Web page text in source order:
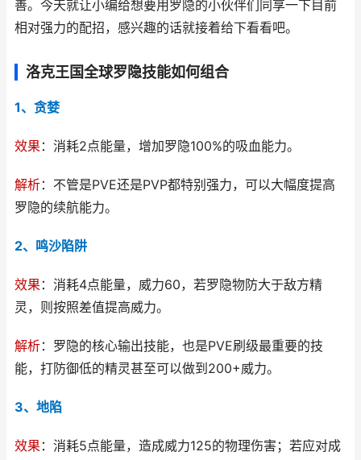
善。今天就让小编给想要用罗隐的小伙伴们同享一下目前
相对强力的配招，感兴趣的话就接着给下看看吧。
洛克王国全球罗隐技能如何组合
1、贪婪
效果 ：消耗2点能量，增加罗隐100%的吸血能力。
解析：不管是PVE还是PVP都特别强力，可以大幅度提高
罗隐的续航能力。
2、鸣沙陷阱
效果 ：消耗4点能量，威力60，若罗隐物防大于敌方精
灵，则按照差值提高威力。
解析：罗隐的核心输出技能，也是PVE刷级最重要的技
能，打防御低的精灵甚至可以做到200+威力。
3、地陷
效果 ：消耗5点能量，造成威力125的物理伤害；若应对成